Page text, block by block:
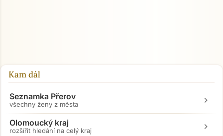
Kam dál
Seznamka Přerov
všechny ženy z města chevron_right
Olomoucký kraj
rozšířit hledání na celý kraj chevron_right